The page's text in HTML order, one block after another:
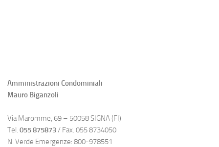
Amministrazioni Condominiali
Mauro Biganzoli
Via Maromme, 69 – 50058 SIGNA (FI)
Tel. 055 875873/ Fax. 055 8734050
N. Verde Emergenze: 800-978551